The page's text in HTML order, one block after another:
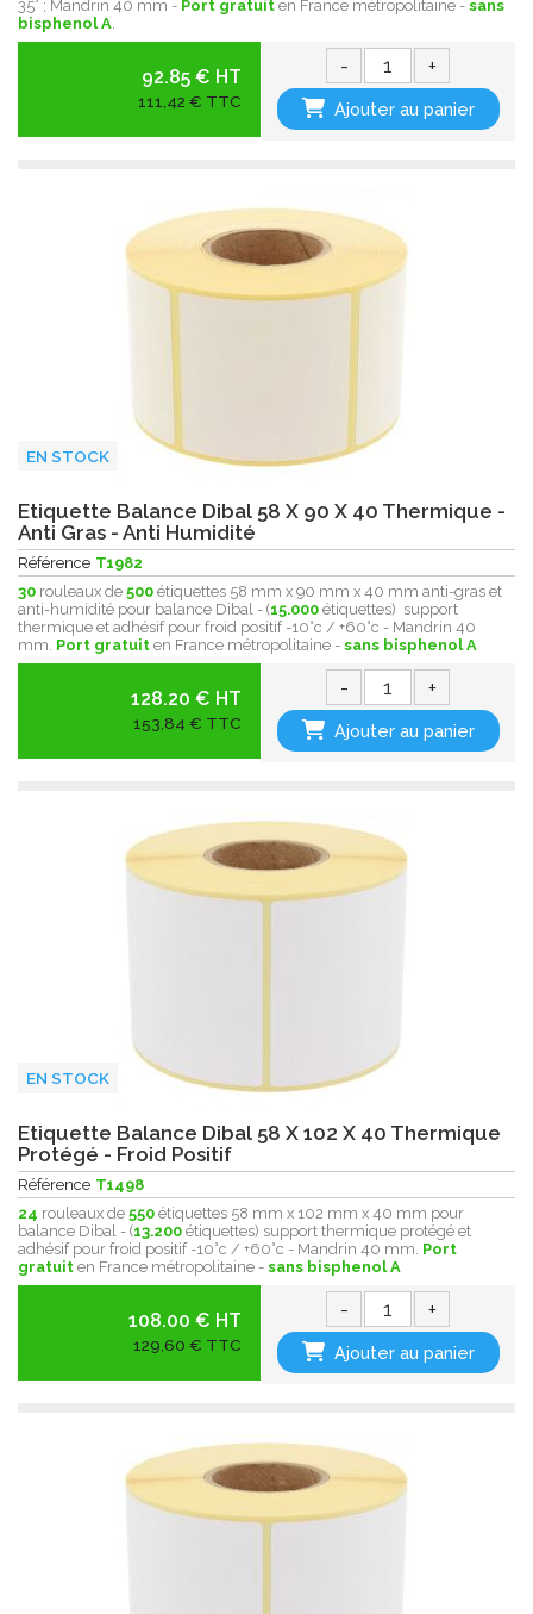
35° ; Mandrin 40 mm - Port gratuit en France métropolitaine - sans
bisphenol A
92.85 € HT
111,42 € TTC
- +
Ajouter au panier
EN STOCK
Etiquette Balance Dibal 58 X 90 X 40 Thermique -
Anti Gras - Anti Humidité
Référence T1982
30 rouleaux de 500 étiquettes 58 mm x 90 mm x 40 mm anti-gras et
anti-humidité pour balance Dibal - (15.000 étiquettes) support
thermique et adhésif pour froid positif -10°c / +60°c - Mandrin 40
mm. Port gratuit en France métropolitaine - sans bisphenol A
128.20 € HT
153,84 € TTC
- +
Ajouter au panier
EN STOCK
Etiquette Balance Dibal 58 X 102 X 40 Thermique
Protégé - Froid Positif
Référence T1498
24 rouleaux de 550 étiquettes 58 mm x 102 mm x 40 mm pour
balance Dibal - (13.200 étiquettes) support thermique protégé et
adhésif pour froid positif -10°c / +60°c - Mandrin 40 mm. Port
gratuit en France métropolitaine - sans bisphenol A
108.00 € HT
129,60 € TTC
- +
Ajouter au panier